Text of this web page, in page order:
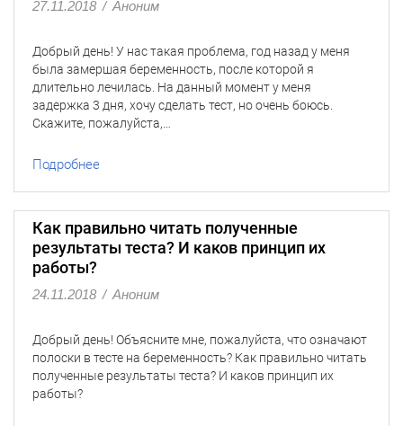
27.11.2018 / Аноним
Добрый день! У нас такая проблема, год назад у меня
была замершая беременность, после которой я
длительно лечилась. На данный момент у меня
задержка 3 дня, хочу сделать тест, но очень боюсь.
Скажите, пожалуйста,…
Подробнее
Как правильно читать полученные
результаты теста? И каков принцип их
работы?
24.11.2018 / Аноним
Добрый день! Объясните мне, пожалуйста, что означают
полоски в тесте на беременность? Как правильно читать
полученные результаты теста? И каков принцип их
работы?